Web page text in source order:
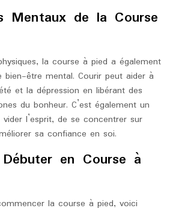
Mentaux de la Course
la course à pied a également
être mental. Courir peut aider à
et la dépression en libérant des
du bonheur. C’est également un
l’esprit, de se concentrer sur
sa confiance en soi.
en Course à
la course à pied, voici